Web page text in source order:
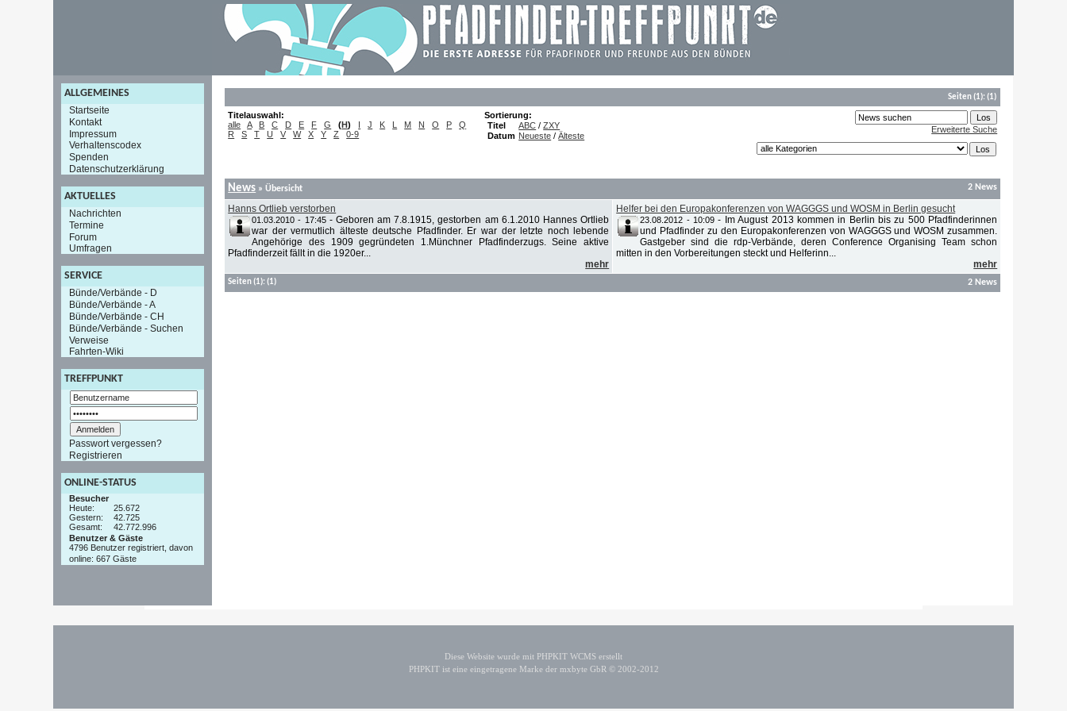
ALLGEMEINES
Startseite
Kontakt
Impressum
Verhaltenscodex
Spenden
Datenschutzerklärung
AKTUELLES
Nachrichten
Termine
Forum
Umfragen
SERVICE
Bünde/Verbände - D
Bünde/Verbände - A
Bünde/Verbände - CH
Bünde/Verbände - Suchen
Verweise
Fahrten-Wiki
TREFFPUNKT
Passwort vergessen?
Registrieren
ONLINE-STATUS
Besucher
Heute:
25.672
Gestern:
42.725
Gesamt:
42.772.996
Benutzer & Gäste
4796 Benutzer registriert, davon
online: 667 Gäste
Seiten(1):(1)
Titelauswahl:
alle
A B C D E F G (H) I J K L M N O P
Q
R
S T U V W X Y Z 0-9
Sortierung:
Titel
ABC /ZXY
Datum Neueste /Älteste
Erweiterte Suche
News » Übersicht 2 News
Hanns Ortlieb verstorben
01.03.2010 - 17:45- Geboren am 7.8.1915, gestorben am 6.1.2010 Hannes Ortlieb
war der vermutlich älteste deutsche Pfadfinder. Er war der letzte noch lebende
Angehörige des 1909 gegründeten 1.Münchner Pfadfinderzugs. Seine aktive
Pfadfinderzeit fällt in die 1920er...
mehr
Helfer bei den Europakonferenzen von WAGGGS und WOSM in Berlin gesucht
23.08.2012 - 10:09- Im August 2013 kommen in Berlin bis zu 500 Pfadfinderinnen
und Pfadfinder zu den Europakonferenzen von WAGGGS und WOSM zusammen.
Gastgeber sind die rdp-Verbände, deren Conference Organising Team schon
mitten in den Vorbereitungen steckt und Helferinn...
mehr
Seiten(1):(1) 2 News
Diese Website wurde mit PHPKIT WCMS erstellt
PHPKIT ist eine eingetragene Marke der mxbyte GbR © 2002-2012